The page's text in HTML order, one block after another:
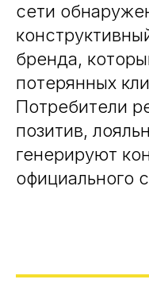
сети
бренда,
потерянных
Потребители
позитив,
генерируют
официального